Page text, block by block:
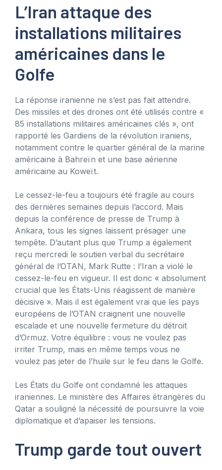
L’Iran attaque des
installations militaires
américaines dans le
Golfe
La réponse iranienne ne s’est pas fait attendre.
Des missiles et des drones ont été utilisés contre «
85 installations militaires américaines clés », ont
rapporté les Gardiens de la révolution iraniens,
notamment contre le quartier général de la marine
américaine à Bahreïn et une base aérienne
américaine au Koweït.
Le cessez-le-feu a toujours été fragile au cours
des dernières semaines depuis l’accord. Mais
depuis la conférence de presse de Trump à
Ankara, tous les signes laissent présager une
tempête. D’autant plus que Trump a également
reçu mercredi le soutien verbal du secrétaire
général de l’OTAN, Mark Rutte : l’Iran a violé le
cessez-le-feu en vigueur. Il est donc « absolument
crucial que les États-Unis réagissent de manière
décisive ». Mais il est également vrai que les pays
européens de l’OTAN craignent une nouvelle
escalade et une nouvelle fermeture du détroit
d’Ormuz. Votre équilibre : vous ne voulez pas
irriter Trump, mais en même temps vous ne
voulez pas jeter de l’huile sur le feu dans le Golfe.
Les États du Golfe ont condamné les attaques
iraniennes. Le ministère des Affaires étrangères du
Qatar a souligné la nécessité de poursuivre la voie
diplomatique et d’apaiser les tensions.
Trump garde tout ouvert